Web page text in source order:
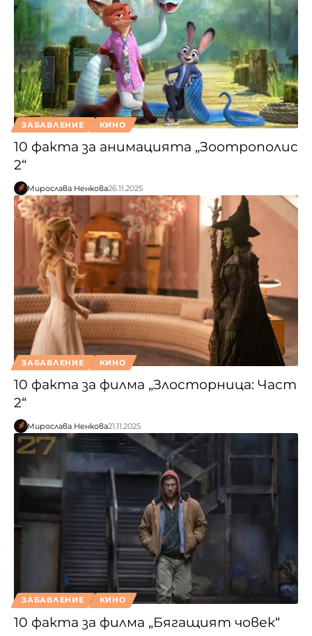
ЗАБАВЛЕНИЕ КИНО
10 факта за анимацията „Зоотрополис
2“
Мирослава Ненкова26.11.2025
ЗАБАВЛЕНИЕ КИНО
10 факта за филма „Злосторница: Част
2“
Мирослава Ненкова21.11.2025
ЗАБАВЛЕНИЕ КИНО
10 факта за филма „Бягащият човек“